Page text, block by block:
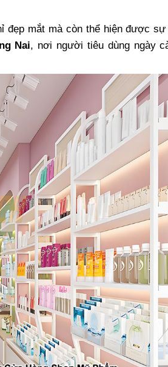
đẹp mắt mà còn thể hiện được sự
Nai, nơi người tiêu dùng ngày